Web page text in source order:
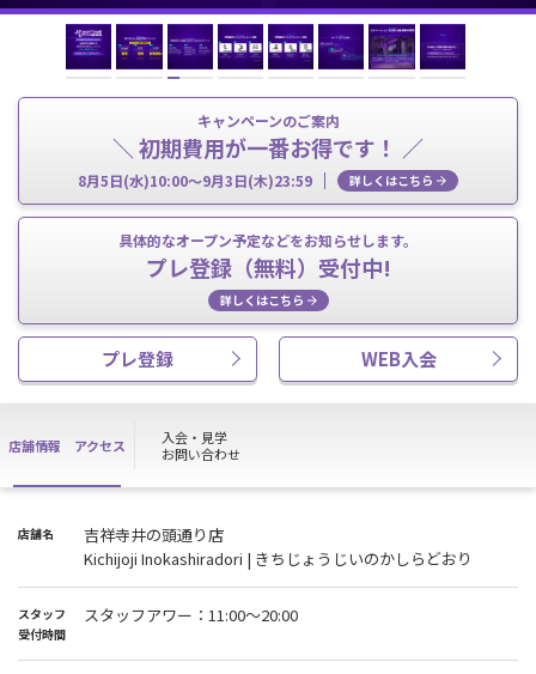
キャンペーンのご案内
＼ 初期費用が一番お得です！ ／
8月5日(水)10:00～9月3日(木)23:59 詳しくはこちら
具体的なオープン予定などをお知らせします。
プレ登録（無料）受付中!
詳しくはこちら
プレ登録 WEB入会
店舗情報 アクセス
入会・見学
お問い合わせ
店舗名
吉祥寺井の頭通り店
Kichijoji Inokashiradori | きちじょうじいのかしらどおり
スタッフ
受付時間
スタッフアワー：11:00～20:00